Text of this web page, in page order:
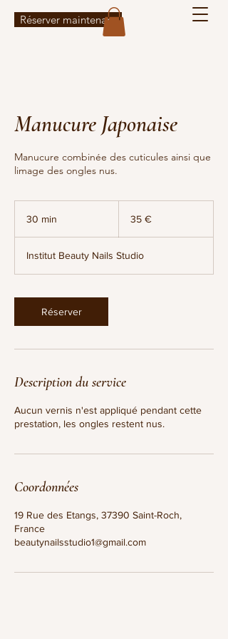
Réserver maintenant
Manucure Japonaise
Manucure combinée des cuticules ainsi que
limage des ongles nus.
30 min
n
35 €
Institut Beauty Nails Studio
Réserver
Description du service
Aucun vernis n'est appliqué pendant cette
prestation, les ongles restent nus.
Coordonnées
19 Rue des Etangs, 37390 Saint-Roch,
France
beautynailsstudio1@gmail.com